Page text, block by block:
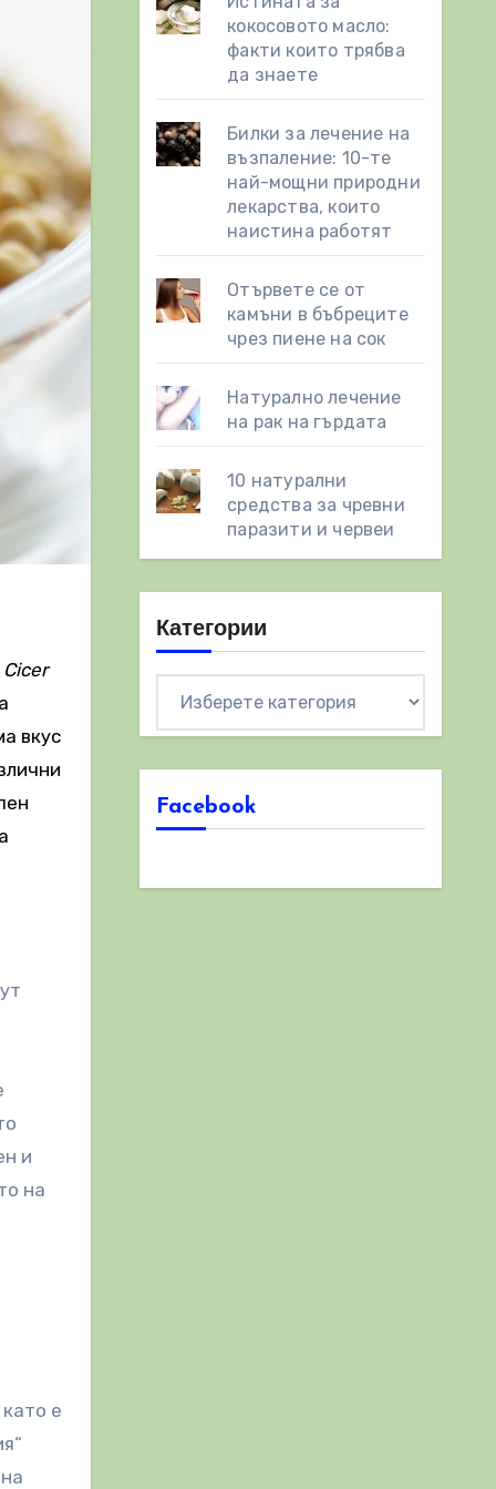
Cicer
вкус
и
на
е
кокосовото масло:
факти които трябва
да знаете
Билки за лечение на
възпаление: 10-те
най-мощни природни
лекарства, които
наистина работят
Отървете се от
камъни в бъбреците
чрез пиене на сок
Натурално лечение
на рак на гърдата
10 натурални
средства за чревни
паразити и червеи
Категории
Facebook